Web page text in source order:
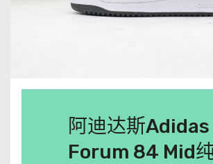
阿迪达斯Adidas
Forum 84 Mid